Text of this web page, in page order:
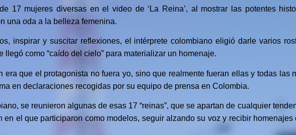
17 mujeres diversas en el video de ‘La Reina’, al mostrar las potentes
una oda a la belleza femenina.
inspirar y suscitar reflexiones, el intérprete colombiano eligió darle varios
como “caído del cielo” para materializar un homenaje.
era que el protagonista no fuera yo, sino que realmente fueran ellas y todas las
en declaraciones recogidas por su equipo de prensa en Colombia.
se reunieron algunas de esas 17 “reinas”, que se apartan de cualquier
el que participaron como modelos, seguir alzando su voz y recibir